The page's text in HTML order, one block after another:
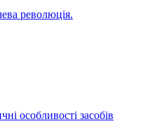
революція.
особливості засобів